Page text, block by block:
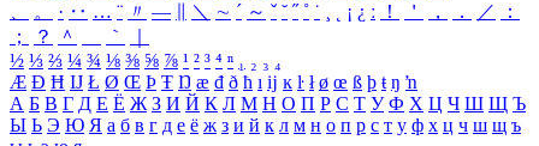
、
。 · ‥ … ¨ 〃 ― ＼ ∼ ´ ～ ˇ ˘ ˝ ˚ ˙ ¸ ¡ ¿ ː ！ ＇ ， ． ／
：
；
？ ＾ ｀
½ ⅓ ⅔ ¼ ¾ ⅛ ⅜ ⅝ ⅞ ¹ ² ³ ⁴ ⁿ ₁ ₂ ₃ ₄
Æ Ð Ħ Ĳ Ł Ø Œ Þ Ŧ Ŋ æ đ ð ħ ı ĳ ĸ ŀ ł ø œ ß þ ŧ ŋ ŉ
А Б В Г Д Е Ё Ж З И Й К Л М Н О П Р С Т У Ф Х Ц Ч Ш Щ Ъ
Ы Ь Э Ю Я а б в г д е ё ж з и й к л м н о п р с т у ф х ц ч ш щ ъ